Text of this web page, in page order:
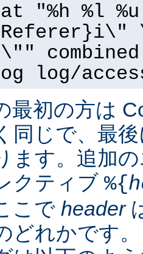
"%h %l
combined
log/
最初の方は
同じで、最
ます。追加
クティブ %{
こで header
どれかです